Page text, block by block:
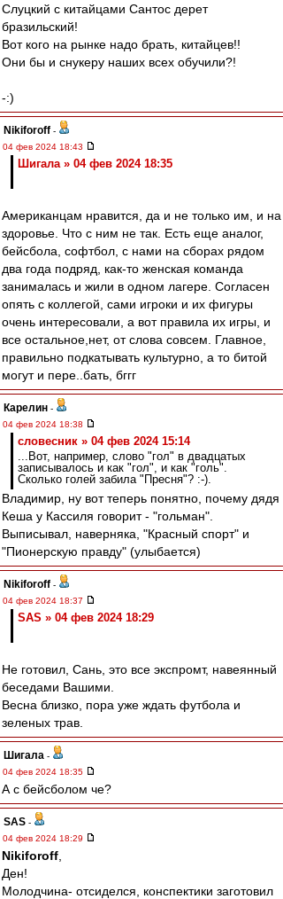
Слуцкий с китайцами Сантос дерет
бразильский!
Вот кого на рынке надо брать, китайцев!!
Они бы и снукеру наших всех обучили?!
-:)
Nikiforoff -
04 фев 2024 18:43
Шигала » 04 фев 2024 18:35
Американцам нравится, да и не только им, и на
здоровье. Что с ним не так. Есть еще аналог,
бейсбола, софтбол, с нами на сборах рядом
два года подряд, как-то женская команда
занималась и жили в одном лагере. Согласен
опять с коллегой, сами игроки и их фигуры
очень интересовали, а вот правила их игры, и
все остальное,нет, от слова совсем. Главное,
правильно подкатывать культурно, а то битой
могут и пере..бать, бггг
Карелин -
04 фев 2024 18:38
словесник » 04 фев 2024 15:14
...Вот, например, слово "гол" в двадцатых
записывалось и как "гол", и как "голь".
Сколько голей забила "Пресня"? :-).
Владимир, ну вот теперь понятно, почему дядя
Кеша у Кассиля говорит - "гольман".
Выписывал, наверняка, "Красный спорт" и
"Пионерскую правду" (улыбается)
Nikiforoff -
04 фев 2024 18:37
SAS » 04 фев 2024 18:29
Не готовил, Сань, это все экспромт, навеянный
беседами Вашими.
Весна близко, пора уже ждать футбола и
зеленых трав.
Шигала -
04 фев 2024 18:35
А с бейсболом че?
SAS -
04 фев 2024 18:29
Nikiforoff
Ден!
Молодчина- отсиделся, конспектики заготовил